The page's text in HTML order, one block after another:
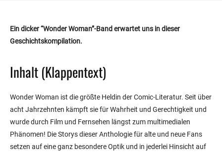
Ein dicker “Wonder Woman”-Band erwartet uns in dieser
Geschichtskompilation.
Inhalt (Klappentext)
Wonder Woman ist die größte Heldin der Comic-Literatur. Seit über
acht Jahrzehnten kämpft sie für Wahrheit und Gerechtigkeit und
wurde durch Film und Fernsehen längst zum multimedialen
Phänomen! Die Storys dieser Anthologie für alte und neue Fans
setzen auf eine ganz besondere Optik und in jederlei Hinsicht auf